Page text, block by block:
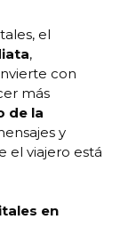
el
,
con
más
de la
y
el viajero está
en